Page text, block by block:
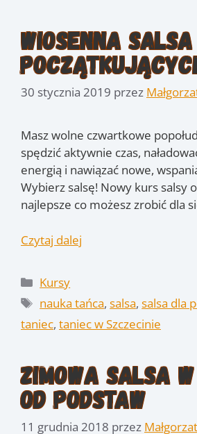
Wiosenna
30 stycznia 2019 przez
Masz wolne czwartkowe
spędzić aktywnie czas,
energią i nawiązać nowe,
Wybierz salsę! Nowy kurs salsy
najlepsze co możesz zrobić dla
Czytaj dalej
Kategorie
Kursy
Tagi
nauka tańca,salsa,salsa dla
taniec, taniec w Szczecinie
Zimowa Salsa
od podstaw
11 grudnia 2018 przez